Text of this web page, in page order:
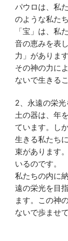
パウロは、私
のような私た
「宝」は、私
音の恵みを表
力」があります
その神の力に
ないで生きる
2、永遠の栄
土の器は、年
ています。し
生きる私たち
束があります
いるのです。
私たちの内に
遠の栄光を目
ます。この神
ないで歩ませ